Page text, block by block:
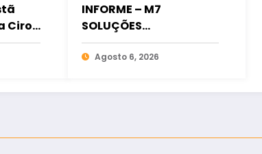
Ciro
INFORME – M7
SOLUÇÕES
FINANCEIRAS
Agosto 6, 2026